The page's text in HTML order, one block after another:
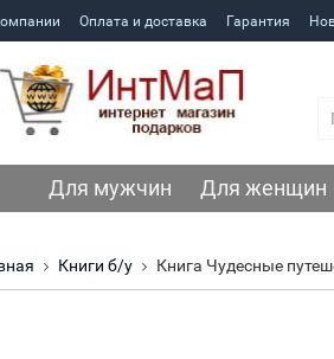
Оплата и доставка Гарантия
Для мужчин Для женщин
Книги б/у Книга Чудесные